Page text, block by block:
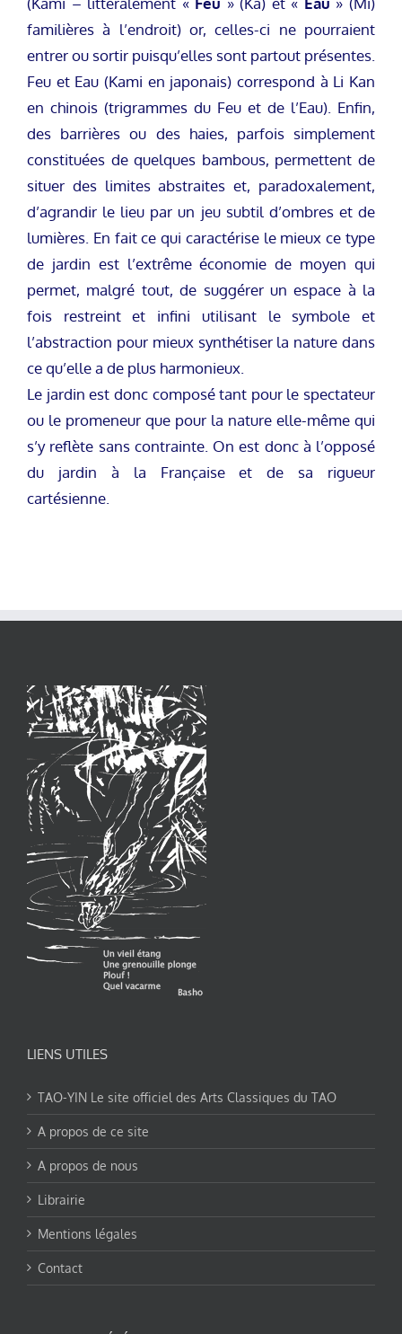
familières à l’endroit) or, celles-ci ne pourraient
entrer ou sortir puisqu’elles sont partout présentes.
Feu et Eau (Kami en japonais) correspond à Li Kan
en chinois (trigrammes du Feu et de l’Eau). Enfin,
des barrières ou des haies, parfois simplement
constituées de quelques bambous, permettent de
situer des limites abstraites et, paradoxalement,
d’agrandir le lieu par un jeu subtil d’ombres et de
lumières. En fait ce qui caractérise le mieux ce type
de jardin est l’extrême économie de moyen qui
permet, malgré tout, de suggérer un espace à la
fois restreint et infini utilisant le symbole et
l’abstraction pour mieux synthétiser la nature dans
ce qu’elle a de plus harmonieux.
Le jardin est donc composé tant pour le spectateur
ou le promeneur que pour la nature elle-même qui
s’y reflète sans contrainte. On est donc à l’opposé
du jardin à la Française et de sa rigueur
cartésienne.
LIENS UTILES
TAO-YIN Le site officiel des Arts Classiques du TAO
A propos de ce site
A propos de nous
Librairie
Mentions légales
Contact